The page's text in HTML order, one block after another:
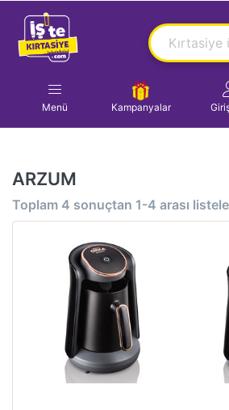
Menü Kampanyalar
ARZUM
Toplam 4 sonuçtan 1-4 arası